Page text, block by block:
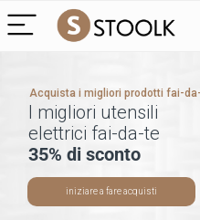
I migliori utensili
elettrici fai-da-te
35% di sconto
Acquista i migliori prodotti fai-
iniziare a fare acquisti